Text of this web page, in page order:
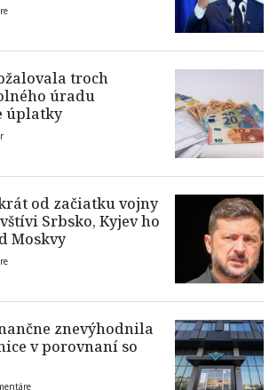
troch
úradu
úplatky
od začiatku vojny
Srbsko, Kyjev ho
Moskvy
znevýhodnila
v porovnaní so